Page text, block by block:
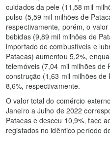
cuidados da pele (11,58 mil
pulso (5,59 mil milhões de
respectivamente, porém, o
bebidas (9,89 mil milhões de
importado de combustíveis e
Patacas) aumentou 5,2%,
telemóveis (7,04 mil milhões de
construção (1,63 mil milhões
8,6%, respectivamente.
O valor total do comércio
Janeiro a Julho de 2022
Patacas e desceu 10,9%, face
registados no idêntico período